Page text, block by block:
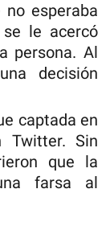
esperaba
le acercó
persona. Al
decisión
captada en
Twitter. Sin
que la
farsa al